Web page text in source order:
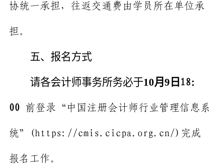
协统一承担，往返交通费由学员所在单位承
担。
五、报名方式
请各会计师事务所务必于10月 9 日 18：
00 前登录“中国注册会计师行业管理信息系
统” (https://cmis.cicpa.org.cn/) 完成
报名工作。